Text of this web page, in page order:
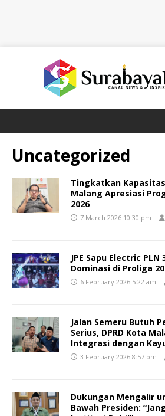
Uncategorized
Tingkatkan Kapasitas
Malang Apresiasi
2026
7 March 2026 10:30 pm
JPE Sapu Electric
Dominasi di Proliga
6 February 2026 5:22 am
Jalan Semeru Butuh
Serius, DPRD Kota
Integrasi dengan
3 February 2026 8:57 pm
Dukungan Mengalir
Bawah Presiden: